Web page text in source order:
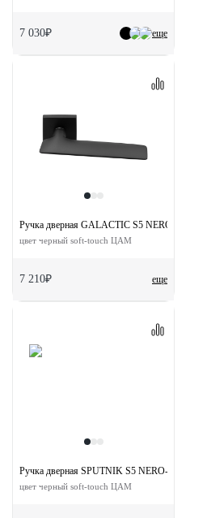
еще
7 030₽
еще
Ручка дверная GALACTIC S5 NERO-ST на
цвет черный soft-touch ЦАМ
7 210₽
Ручка дверная SPUTNIK S5 NERO-ST на
цвет черный soft-touch ЦАМ